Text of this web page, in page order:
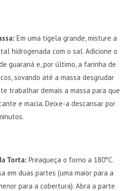
Em uma tigela grande, misture a
hidrogenada com o sal. Adicione o
guaraná e, por último, a farinha de
sovando até a massa desgrudar
trabalhar demais a massa para que
e macia. Deixe-a descansar por
Torta: Preaqueça o forno a 180°C.
em duas partes (uma maior para a
para a cobertura). Abra a parte